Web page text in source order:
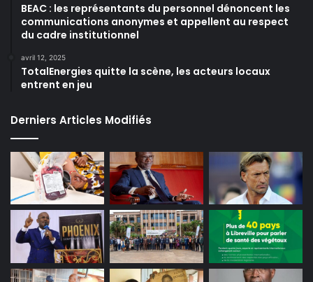
BEAC : les représentants du personnel dénoncent les
communications anonymes et appellent au respect
du cadre institutionnel
avril 12, 2025
TotalEnergies quitte la scène, les acteurs locaux
entrent en jeu
Derniers Articles Modifiés